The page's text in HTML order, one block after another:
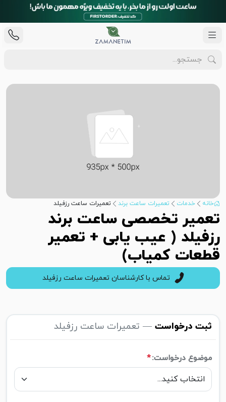
خانه خدمات تعمیرات ساعت برند تعمیرات ساعت رزفیلد
تعمیر تخصصی ساعت برند
رزفیلد ( عیب یابی + تعمیر
قطعات کمیاب)
تماس با کارشناسان تعمیرات ساعت رزفیلد
ثبت درخواست — تعمیرات ساعت رزفیلد
موضوع درخواست:*